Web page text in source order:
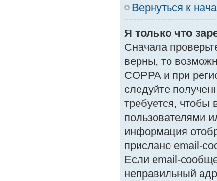
Вернуться к
Я только что
Сначала
верны, то
COPPA и при
следуйте
требуется, чтобы
пользователями
информация
прислано email-
Если email-
неправильный